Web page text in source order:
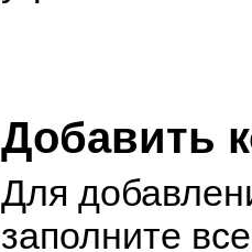
Добавить
Для
заполните